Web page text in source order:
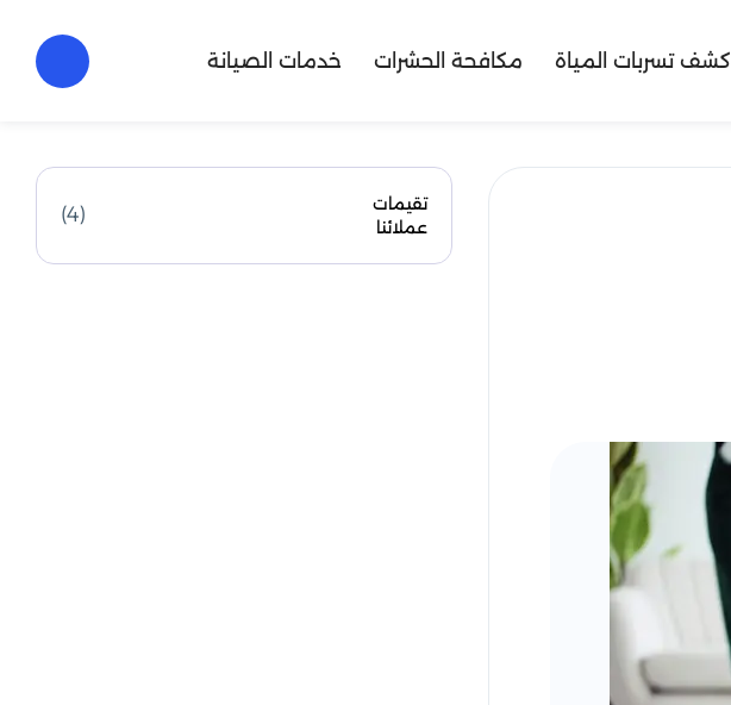
كشف تسربات المياة مكافحة الحشرات خدمات الصيانة
تقيمات
عملائنا
(4)